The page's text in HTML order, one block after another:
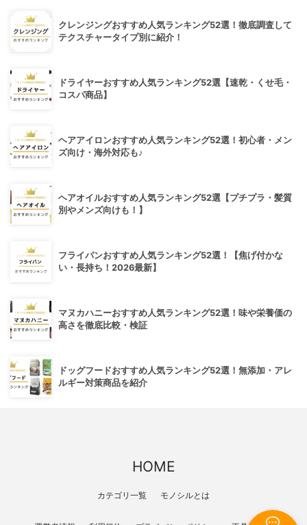
クレンジングおすすめ人気ランキング52選！徹底調査して
テクスチャータイプ別に紹介！
ドライヤーおすすめ人気ランキング52選【速乾・くせ毛・
コスパ商品】
ヘアアイロンおすすめ人気ランキング52選！初心者・メン
ズ向け・海外対応も♪
ヘアオイルおすすめ人気ランキング52選【プチプラ・髪質
別やメンズ向けも！】
フライパンおすすめ人気ランキング52選！【焦げ付かな
い・長持ち！2026最新】
マヌカハニーおすすめ人気ランキング52選！味や栄養価の
高さを徹底比較・検証
ドッグフードおすすめ人気ランキング52選！無添加・アレ
ルギー対策商品を紹介
HOME
カテゴリ一覧 モノシルとは